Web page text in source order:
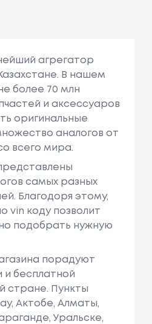
агрегатор
В нашем
более 70 млн
и аксессуаров
оригинальные
аналогов от
всего мира.
самых разных
Благодоря этому,
vin коду позволит
подобрать нужную
порадуют
бесплатной
стране. Пункты
Актобе, Алматы,
Уральске,